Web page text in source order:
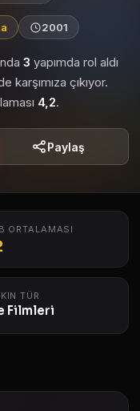
2001
3 yapımda rol aldı
karşımıza çıkıyor.
4,2.
Paylaş
ORTALAMASI
TÜR
Filmleri